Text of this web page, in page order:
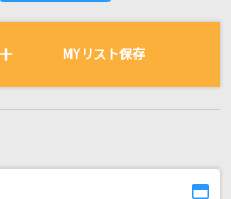
ている曲の一覧
MYリスト保存